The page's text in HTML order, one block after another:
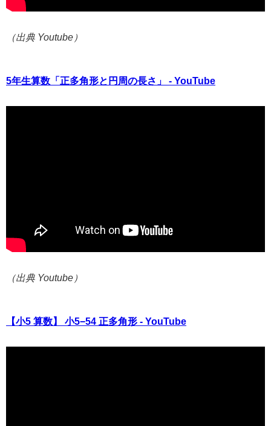
（出典 Youtube）
5年生算数「正多角形と円周の長さ」 - YouTube
（出典 Youtube）
【小5 算数】 小5−54 正多角形 - YouTube